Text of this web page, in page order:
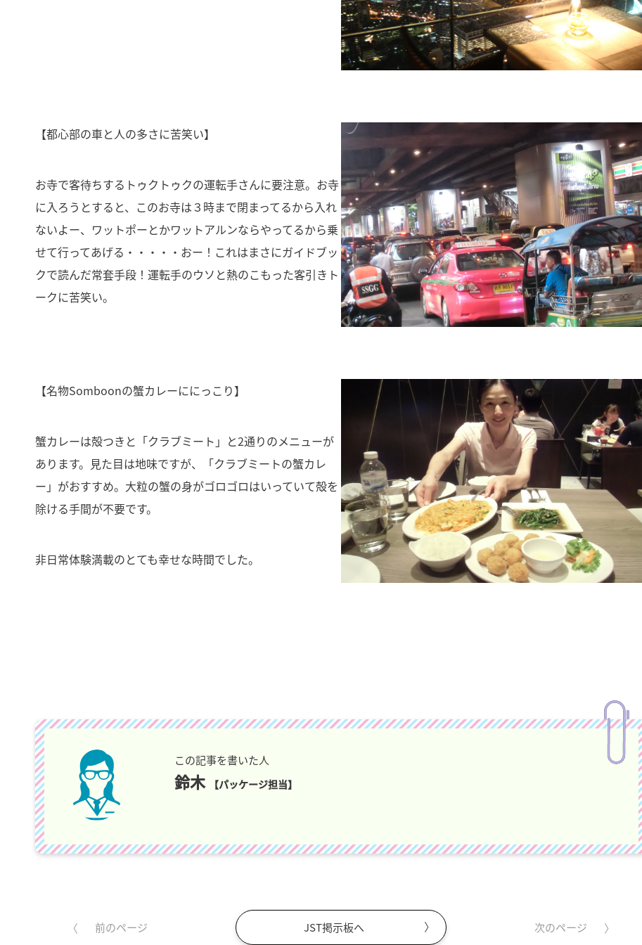
【都心部の車と人の多さに苦笑い】
お寺で客待ちするトゥクトゥクの運転手さんに要注意。お寺
に入ろうとすると、このお寺は３時まで閉まってるから入れ
ないよー、ワットポーとかワットアルンならやってるから乗
せて行ってあげる・・・・・おー！これはまさにガイドブッ
クで読んだ常套手段！運転手のウソと熱のこもった客引きト
ークに苦笑い。
【名物Somboonの蟹カレーににっこり】
蟹カレーは殻つきと「クラブミート」と2通りのメニューが
あります。見た目は地味ですが、「クラブミートの蟹カレ
ー」がおすすめ。大粒の蟹の身がゴロゴロはいっていて殻を
除ける手間が不要です。
非日常体験満載のとても幸せな時間でした。
この記事を書いた人
鈴木 【パッケージ担当】
前のページ JST掲示板へ 次のページ